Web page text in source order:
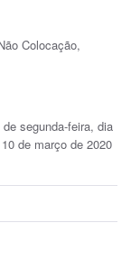
Colocação,
segunda-feira, dia
de março de 2020